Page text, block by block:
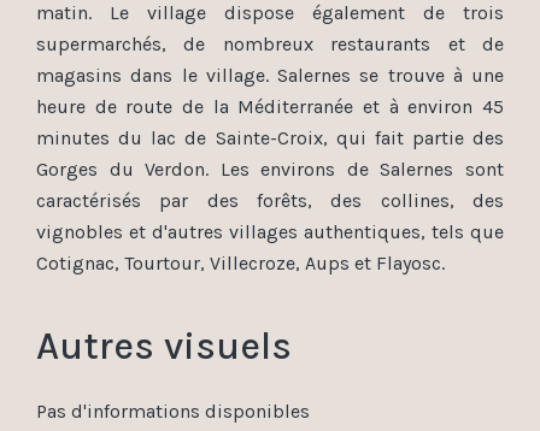
matin. Le village dispose également de trois
supermarchés, de nombreux restaurants et de
magasins dans le village. Salernes se trouve à une
heure de route de la Méditerranée et à environ 45
minutes du lac de Sainte-Croix, qui fait partie des
Gorges du Verdon. Les environs de Salernes sont
caractérisés par des forêts, des collines, des
vignobles et d'autres villages authentiques, tels que
Cotignac, Tourtour, Villecroze, Aups et Flayosc.
Autres visuels
Pas d'informations disponibles